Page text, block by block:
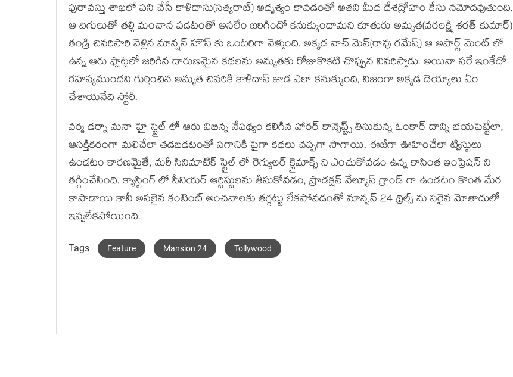
పురావస్తు శాఖలో పని చేసే కాళిదాసు(సత్యరాజ్) అదృశ్యం కావడంతో అతని మీద దేశద్రోహం కేసు నమోదవుతుంది.
ఆ దిగులుతో తల్లి మంచాన పడటంతో అసలేం జరిగిందో కనుక్కుందామని కూతురు అమృత(వరలక్ష్మి శరత్ కుమార్)
తండ్రి చివరిసారి వెళ్లిన మాన్షన్ హౌస్ కు ఒంటరిగా వెళ్తుంది. అక్కడ వాచ్ మెన్(రావు రమేష్) ఆ అపార్ట్ మెంట్ లో
ఉన్న ఆరు ఫ్లాట్లలో జరిగిన దారుణమైన కథలను అమృతకు రోజుకొకటి చొప్పున వివరిస్తాడు. అయినా సరే ఇంకేదో
రహస్యముందని గుర్తించిన అమృత చివరికి కాళిదాస్ జాడ ఎలా కనుక్కుంది, నిజంగా అక్కడ దెయ్యాలు ఏం
చేశాయనేది స్టోరీ.
వర్మ డర్నా మనా హై స్టైల్ లో ఆరు విభిన్న నేపథ్యం కలిగిన హారర్ కాన్సెప్ట్స్ తీసుకున్న ఓంకార్ దాన్ని భయపెట్టేలా,
ఆసక్తికరంగా మలిచేలా తడబడటంతో సగానికి పైగా కథలు చప్పగా సాగాయి. ఈజీగా ఊహించేలా ట్విస్టులు
ఉండటం కారణమైతే, మరీ సినిమాటిక్ స్టైల్ లో రెగ్యులర్ క్లైమాక్స్ ని ఎంచుకోవడం ఉన్న కాసింత ఇంప్రెషన్ ని
తగ్గించేసింది. క్యాస్టింగ్ లో సీనియర్ ఆర్టిస్టులను తీసుకోవడం, ప్రొడక్షన్ వేల్యూస్ గ్రాండ్ గా ఉండటం కొంత మేర
కాపాడాయి కానీ అసలైన కంటెంట్ అంచనాలకు తగ్గట్టు లేకపోవడంతో మాన్షన్ 24 థ్రిల్స్ ను సరైన మోతాదులో
ఇవ్వలేకపోయింది.
Tags Feature Mansion 24 Tollywood